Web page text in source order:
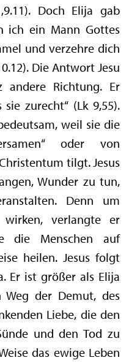
Doch Elija gab
ich ein Mann Gottes
und verzehre dich
Die Antwort Jesu
Richtung. Er
zurecht“ (Lk 9,55).
weil sie die
oder von
tilgt. Jesus
Wunder zu tun,
Denn um
verlangte er
die Menschen auf
heilen. Jesus folgt
Er ist größer als Elija
der Demut, des
Liebe, die den
und den Tod zu
das ewige Leben